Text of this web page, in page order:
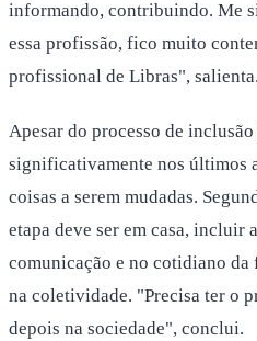
informando, contribuindo. Me
essa profissão, fico muito
profissional de Libras", salienta.
Apesar do processo de
significativamente nos últimos
coisas a serem mudadas.
etapa deve ser em casa, incluir
comunicação e no cotidiano da
na coletividade. "Precisa ter o
depois na sociedade", conclui.